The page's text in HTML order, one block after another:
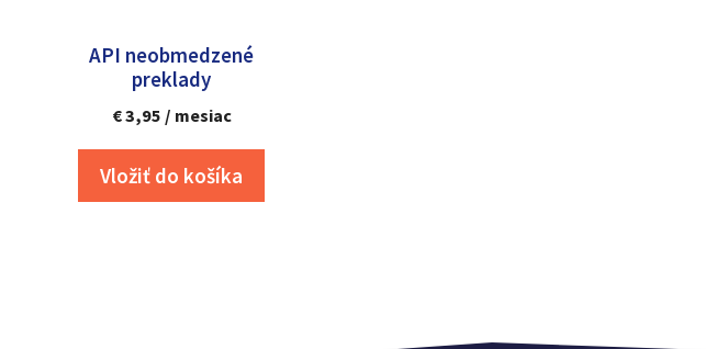
API neobmedzené
preklady
€3,95 / mesiac
Vložiť do košíka